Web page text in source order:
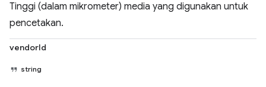
Tinggi (dalam mikrometer) media yang digunakan untuk
pencetakan.
vendorId
string